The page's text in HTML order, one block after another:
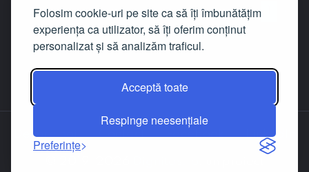
Folosim cookie-uri pe site ca să îți îmbunătățim
experiența ca utilizator, să îți oferim conținut
personalizat și să analizăm traficul.
Acceptă toate
Respinge neesențiale
Preferințe
‹
Despre noi Contact Facebook LinkedIn